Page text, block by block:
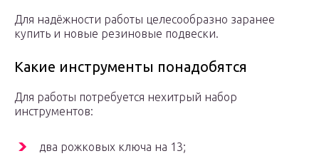
Для надёжности работы целесообразно заранее
купить и новые резиновые подвески.
Какие инструменты понадобятся
Для работы потребуется нехитрый набор
инструментов:
два рожковых ключа на 13;